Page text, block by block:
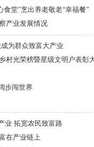
堂”烹出养老敬老“幸福餐”
产业发展情况
为群众致富大产业
村光荣榜暨星级文明户表彰
步闯世界
业 拓宽农民致富路
在产业链上